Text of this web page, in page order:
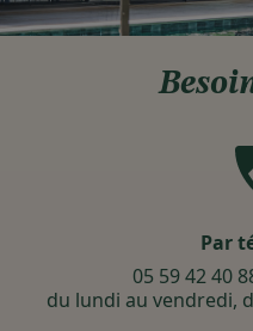
Par
05 59 42 40
du lundi au vendredi,